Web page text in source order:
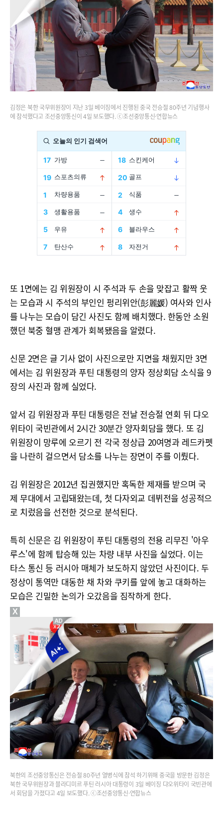
김정은 북한 국무위원장이 지난 3일 베이징에서 진행된 중국 전승절 80주년 기념행사
에 참석했다고 조선중앙통신이 4일 보도했다. ⓒ조선중앙통신·연합뉴스
또 1면에는 김 위원장이 시 주석과 두 손을 맞잡고 활짝 웃
는 모습과 시 주석의 부인인 펑리위안(彭麗媛) 여사와 인사
를 나누는 모습이 담긴 사진도 함께 배치했다. 한동안 소원
했던 북중 혈맹 관계가 회복됐음을 알렸다.
신문 2면은 글 기사 없이 사진으로만 지면을 채웠지만 3면
에서는 김 위원장과 푸틴 대통령의 양자 정상회담 소식을 9
장의 사진과 함께 실었다.
앞서 김 위원장과 푸틴 대통령은 전날 전승절 연회 뒤 댜오
위타이 국빈관에서 2시간 30분간 양자회담을 했다. 또 김
위원장이 망루에 오르기 전 각국 정상급 20여명과 레드카펫
을 나란히 걸으면서 담소를 나누는 장면이 주를 이뤘다.
김 위원장은 2012년 집권했지만 혹독한 제재를 받으며 국
제 무대에서 고립돼왔는데, 첫 다자외교 데뷔전을 성공적으
로 치렀음을 선전한 것으로 분석된다.
특히 신문은 김 위원장이 푸틴 대통령의 전용 리무진 '아우
루스'에 함께 탑승해 있는 차량 내부 사진을 실었다. 이는
타스 통신 등 러시아 매체가 보도하지 않았던 사진이다. 두
정상이 통역만 대동한 채 차와 쿠키를 앞에 놓고 대화하는
모습은 긴밀한 논의가 오갔음을 짐작하게 한다.
북한의 조선중앙통신은 전승절 80주년 열병식에 참석 하기위해 중국을 방문한 김정은
북한 국무위원장과 블라디미르 푸틴 러시아 대통령이 3일 베이징 댜오위타이 국빈관에
서 회담을 가졌다고 4일 보도했다. ⓒ조선중앙통신·연합뉴스
X